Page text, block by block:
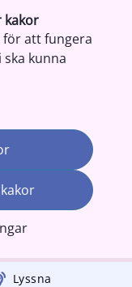
kakor
för att fungera
kunna
Lyssna